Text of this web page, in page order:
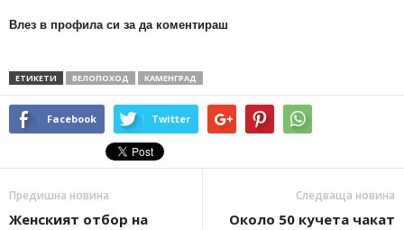
Влез в профила си за да коментираш
ЕТИКЕТИ ВЕЛОПОХОД КАМЕНГРАД
Facebook Twitter
Предишна новина
Женският отбор на
Следваща новина
Около 50 кучета чакат